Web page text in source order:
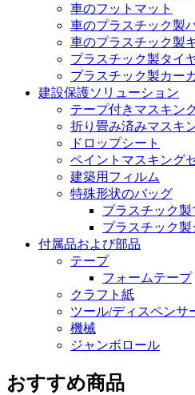
車のフットマット
車のプラスチック製
車のプラスチック製
プラスチック製タイ
プラスチック製カー
建設保護ソリューション
テープ付きマスキン
折り畳み済みマスキ
ドロップシート
ペイントマスキング
建築用フィルム
特殊形状のバッグ
プラスチック
プラスチック
付属品および部品
テープ
フォームテープ
クラフト紙
ツール/ディスペンサ
機械
ジャンボロール
おすすめ商品